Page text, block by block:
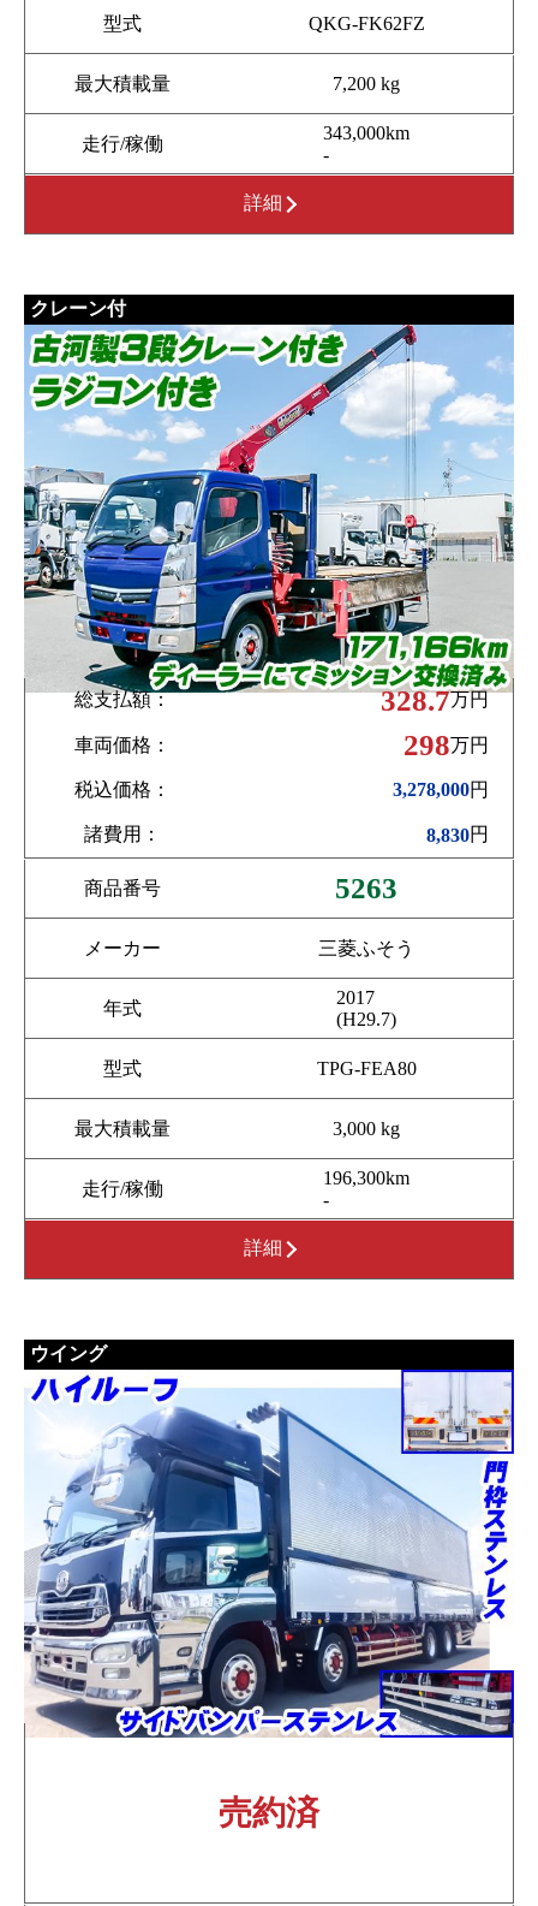
型式 QKG-FK62FZ
最大積載量 7,200 kg
走行/稼働
343,000km
-
詳細
クレーン付
総支払額： 328.7万円
車両価格： 298万円
税込価格： 3,278,000円
諸費用： 8,830円
商品番号 5263
メーカー 三菱ふそう
年式
2017
(H29.7)
型式 TPG-FEA80
最大積載量 3,000 kg
走行/稼働
196,300km
-
詳細
ウイング
売約済